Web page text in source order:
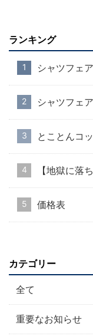
ランキング
シャツフェ
シャツフェ
とことんコ
【地獄に落
価格表
カテゴリー
全て
重要なお知らせ